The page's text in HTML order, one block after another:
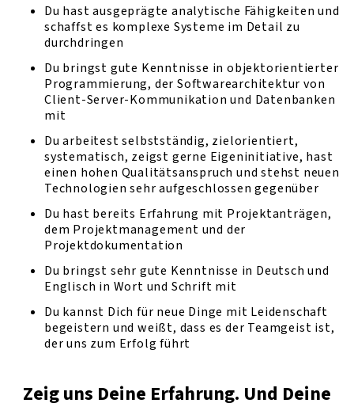
Du hast ausgeprägte analytische Fähigkeiten und
schaffst es komplexe Systeme im Detail zu
durchdringen
Du bringst gute Kenntnisse in objektorientierter
Programmierung, der Softwarearchitektur von
Client-Server-Kommunikation und Datenbanken
mit
Du arbeitest selbstständig, zielorientiert,
systematisch, zeigst gerne Eigeninitiative, hast
einen hohen Qualitätsanspruch und stehst neuen
Technologien sehr aufgeschlossen gegenüber
Du hast bereits Erfahrung mit Projektanträgen,
dem Projektmanagement und der
Projektdokumentation
Du bringst sehr gute Kenntnisse in Deutsch und
Englisch in Wort und Schrift mit
Du kannst Dich für neue Dinge mit Leidenschaft
begeistern und weißt, dass es der Teamgeist ist,
der uns zum Erfolg führt
Zeig uns Deine Erfahrung. Und Deine